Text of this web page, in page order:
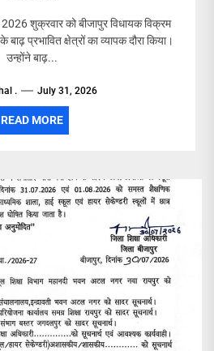
शुक्रवार को बीजापुर विधायक विक्रम
प्रभावित क्षेत्रों का व्यापक दौरा किया।
उन्होंने बाढ़...
. July 31, 2026
READ MORE